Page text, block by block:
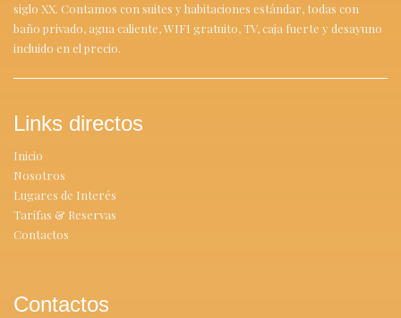
siglo XX. Contamos con suites y habitaciones estándar, todas con
baño privado, agua caliente, WIFI gratuito, TV, caja fuerte y desayuno
incluido en el precio.
Links directos
Inicio
Nosotros
Lugares de Interés
Tarifas & Reservas
Contactos
Contactos